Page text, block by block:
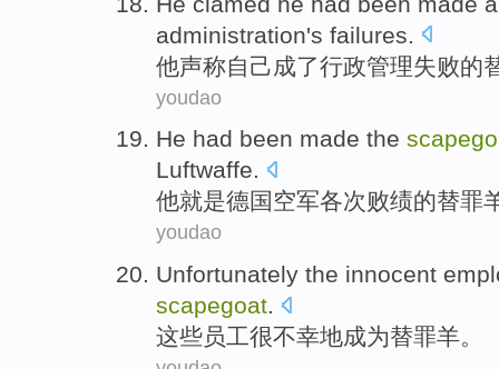
administration's failures
他声称自己成了行政管理失败的
youdao
He had been made the
Luftwaffe.
他就是德国空军各次败绩的替罪
youdao
Unfortunately the innocent
scapegoat.
这些员工很不幸地成为替罪羊。